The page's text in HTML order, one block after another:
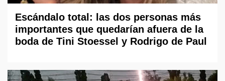
Escándalo total: las dos personas más
importantes que quedarían afuera de la
boda de Tini Stoessel y Rodrigo de Paul